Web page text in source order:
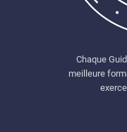
Chaque
meilleure